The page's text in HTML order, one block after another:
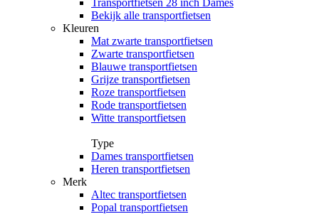
Transportfietsen 28 inch Dames
Bekijk alle transportfietsen
Kleuren
Mat zwarte transportfietsen
Zwarte transportfietsen
Blauwe transportfietsen
Grijze transportfietsen
Roze transportfietsen
Rode transportfietsen
Witte transportfietsen
Type
Dames transportfietsen
Heren transportfietsen
Merk
Altec transportfietsen
Popal transportfietsen